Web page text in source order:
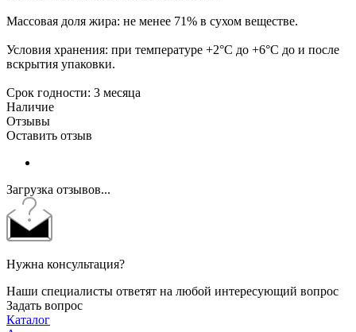
Массовая доля жира: не менее 71% в сухом веществе.
Условия хранения: при температуре +2°С до +6°С до и после
вскрытия упаковки.
Срок годности: 3 месяца
Наличие
Отзывы
Оставить отзыв
Загрузка отзывов...
Нужна консультация?
Наши специалисты ответят на любой интересующий вопрос
Задать вопрос
Каталог